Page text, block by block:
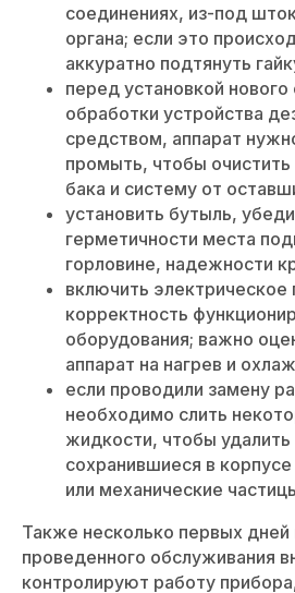
соединениях, из-под
органа; если это
аккуратно подтянуть
перед установкой нового
обработки устройства
средством, аппарат
промыть, чтобы очистить
бака и систему от
установить бутыль,
герметичности места
горловине, надежности
включить электрическое
корректность
оборудования; важно
аппарат на нагрев и
если проводили замену
необходимо слить
жидкости, чтобы удалить
сохранившиеся в
или механические
Также несколько первых дней
проведенного обслуживания
контролируют работу